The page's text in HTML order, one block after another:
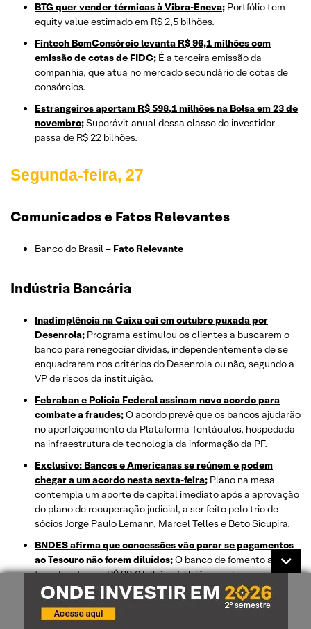
BTG quer vender térmicas à Vibra-Eneva; Portfólio tem
equity value estimado em R$ 2,5 bilhões.
Fintech BomConsórcio levanta R$ 96,1 milhões com
emissão de cotas de FIDC; É a terceira emissão da
companhia, que atua no mercado secundário de cotas de
consórcios.
Estrangeiros aportam R$ 598,1 milhões na Bolsa em 23 de
novembro;Superávit anual dessa classe de investidor
passa de R$ 22 bilhões.
Segunda-feira, 27
Comunicados e Fatos Relevantes
Banco do Brasil – Fato Relevante
Indústria Bancária
Inadimplência na Caixa cai em outubro puxada por
Desenrola; Programa estimulou os clientes a buscarem o
banco para renegociar dívidas, independentemente de se
enquadrarem nos critérios do Desenrola ou não, segundo a
VP de riscos da instituição.
Febraban e Polícia Federal assinam novo acordo para
combate a fraudes;O acordo prevê que os bancos ajudarão
no aperfeiçoamento da Plataforma Tentáculos, hospedada
na infraestrutura de tecnologia da informação da PF.
Exclusivo: Bancos e Americanas se reúnem e podem
chegar a um acordo nesta sexta-feira; Plano na mesa
contempla um aporte de capital imediato após a aprovação
do plano de recuperação judicial, a ser feito pelo trio de
sócios Jorge Paulo Lemann, Marcel Telles e Beto Sicupira.
BNDES afirma que concessões vão parar se pagamentos
ao Tesouro não forem diluídos;O banco de fomento ainda
tem de retornar R$ 22,6 bilhões à União, e pelo prazo
original, teria de fazer o pagamento integral neste mês.
Banco do Brasil (BBAS3) pagará R$ 976,87 milhões em
JCP; Itaú (ITUB4) anuncia provento de R$ 0,24724 por